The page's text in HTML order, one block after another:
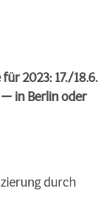
2023: 17./18.6.
— in Berlin oder
durch